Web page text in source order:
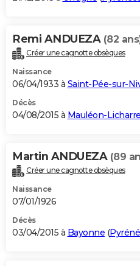
Remi ANDUEZA (82
Créer une cagnotte obsèques
Naissance
06/04/1933 à Saint-Pée-sur-
Décès
04/08/2015 à Mauléon-Licharre
Martin ANDUEZA (89
Créer une cagnotte obsèques
Naissance
07/01/1926
Décès
03/04/2015 à Bayonne (